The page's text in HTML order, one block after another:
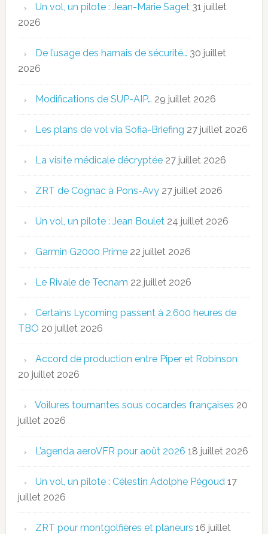
Un vol, un pilote : Jean-Marie Saget 31 juillet
2026
De l’usage des harnais de sécurité… 30 juillet
2026
Modifications de SUP-AIP… 29 juillet 2026
Les plans de vol via Sofia-Briefing 27 juillet 2026
La visite médicale décryptée 27 juillet 2026
ZRT de Cognac à Pons-Avy 27 juillet 2026
Un vol, un pilote : Jean Boulet 24 juillet 2026
Garmin G2000 Prime 22 juillet 2026
Le Rivale de Tecnam 22 juillet 2026
Certains Lycoming passent à 2.600 heures de
TBO 20 juillet 2026
Accord de production entre Piper et Robinson
20 juillet 2026
Voilures tournantes sous cocardes françaises 20
juillet 2026
L’agenda aeroVFR pour août 2026 18 juillet 2026
Un vol, un pilote : Célestin Adolphe Pégoud 17
juillet 2026
ZRT pour montgolfières et planeurs 16 juillet